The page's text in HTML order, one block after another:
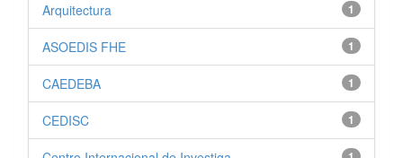
1
Arquitectura
1
ASOEDIS FHE
1
CAEDEBA
1
CEDISC